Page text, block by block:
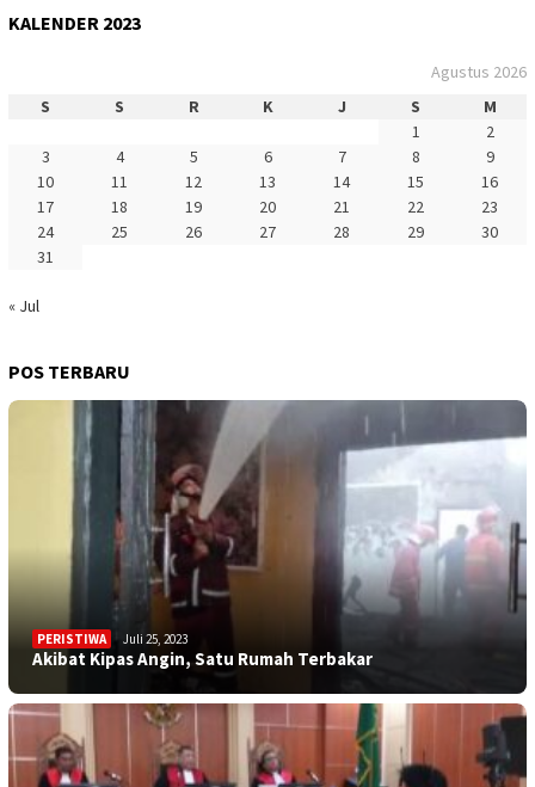
KALENDER 2023
Agustus 2026
S
S R K J S
M
1
2
3
4 5 6 7 8
9
10
11 12 13 14 15
16
17
18 19 20 21 22
23
24
25 26 27 28 29
30
31
« Jul
POS TERBARU
PERISTIWA Juli 25, 2023
Akibat Kipas Angin, Satu Rumah Terbakar